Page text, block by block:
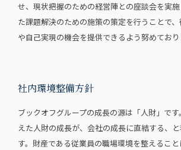
せ、現状把握のための経営陣との座談会を実
た課題解決のための施策の策定を行うことで
や自己実現の機会を提供できるよう努めており
社内環境整備方針
ブックオフグループの成長の源は「人財」で
えた人財の成長が、会社の成長に直結する、
す。財産である従業員の職場環境を整えるこ